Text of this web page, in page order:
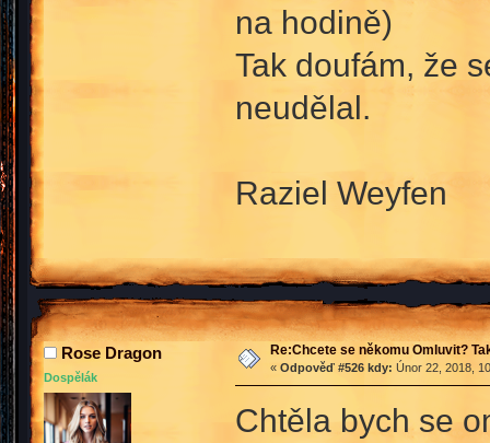
na hodině)
Tak doufám, že
neudělal.
Raziel Weyfen
Rose Dragon
Dospělák
Re:Chcete se někomu Omluvit?
« Odpověď #526 kdy: Únor 22, 2018,
Chtěla bych se